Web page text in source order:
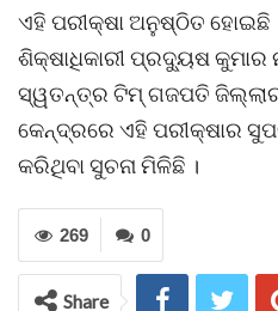
ଏହି ପରୀକ୍ଷା ଅନୁଷ୍ଠିତ ହୋଇଛି
ଶିକ୍ଷାଧିକାରୀ ପ୍ରଦ୍ୟୁଷ
ସ୍ୱତନ୍ତ୍ର ଟିମ୍ ଗଜପତି
କେନ୍ଦ୍ରରେ ଏହି ପରୀକ୍ଷାର
କରିଥିବା ସୁଚନା ମିଳିଛି ।
0
269
Share